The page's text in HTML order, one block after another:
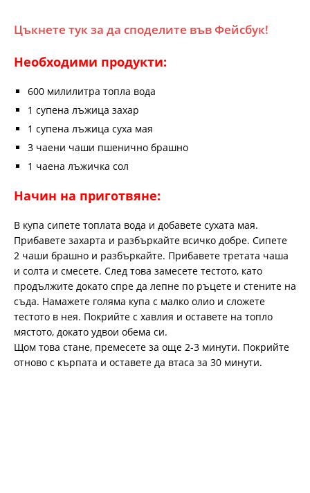
Цъкнете тук за да споделите във Фейсбук!
Необходими продукти:
600 милилитра топла вода
1 супена лъжица захар
1 супена лъжица суха мая
3 чаени чаши пшенично брашно
1 чаена лъжичка сол
Начин на приготвяне:
В купа сипете топлата вода и добавете сухата мая.
Прибавете захарта и разбъркайте всичко добре. Сипете
2 чаши брашно и разбъркайте. Прибавете третата чаша
и солта и смесете. След това замесете тестото, като
продължите докато спре да лепне по ръцете и стените на
съда. Намажете голяма купа с малко олио и сложете
тестото в нея. Покрийте с хавлия и оставете на топло
мястото, докато удвои обема си.
Щом това стане, премесете за още 2-3 минути. Покрийте
отново с кърпата и оставете да втаса за 30 минути.